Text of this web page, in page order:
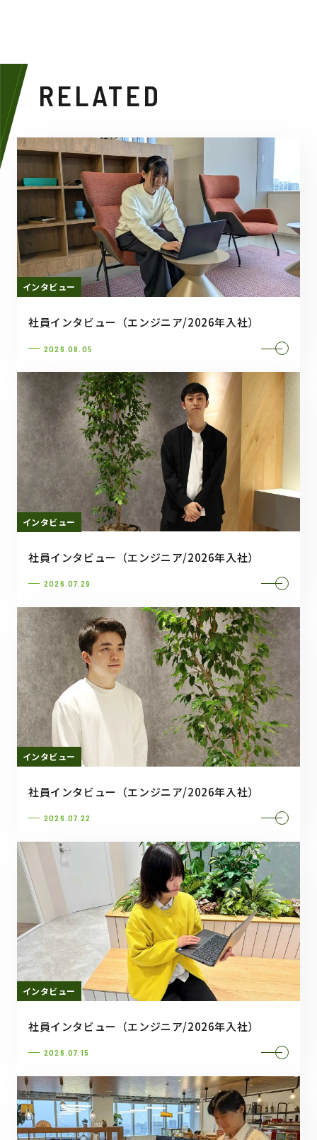
RELATED
インタビュー
社員インタビュー（エンジニア/2026年入社）
2026.08.05
インタビュー
社員インタビュー（エンジニア/2026年入社）
2026.07.29
インタビュー
社員インタビュー（エンジニア/2026年入社）
2026.07.22
インタビュー
社員インタビュー（エンジニア/2026年入社）
2026.07.15